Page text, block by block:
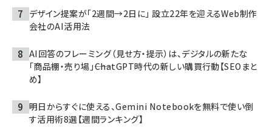
デザイン提案が「2週間→2日に」 設立22年を迎えるWeb制作
会社のAI活用法
AI回答のフレーミング（見せ方・提示）は、デジタルの新たな
「商品棚・売り場」――ChatGPT時代の新しい購買行動【SEOまと
め】
明日からすぐに使える、Gemini Notebookを無料で使い倒
す活用術8選【週間ランキング】